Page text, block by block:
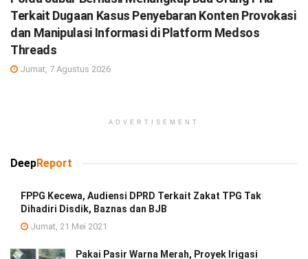
Terkait Dugaan Kasus Penyebaran Konten Provokasi
dan Manipulasi Informasi di Platform Medsos
Threads
Jumat, 7 Agustus 2026
ADVERTISEMENT
DeepReport
FPPG Kecewa, Audiensi DPRD Terkait Zakat TPG Tak
Dihadiri Disdik, Baznas dan BJB
Jumat, 21 Mei 2021
Pakai Pasir Warna Merah, Proyek Irigasi